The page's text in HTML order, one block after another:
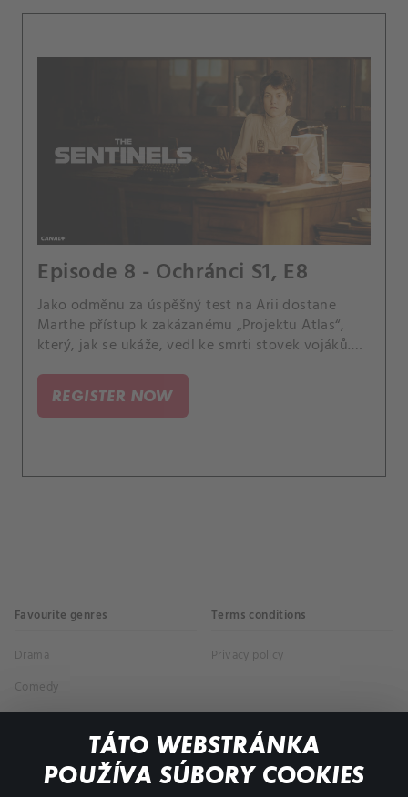
TÁTO WEBSTRÁNKA
POUŽÍVA SÚBORY COOKIES
Episode 8 - Ochránci S1, E8
Jako odměnu za úspěšný test na Arii dostane
Marthe přístup k zakázanému „Projektu Atlas“,
který, jak se ukáže, vedl ke smrti stovek vojáků.
něčemu velkému, a nehodlá zastavit své
vyšetřování iniciativy Atlas, zejména pokud
existuje možnost, že souvisí se zmizením jejího
REGISTER NOW
Favourite genres
Drama
Comedy
Terms conditions
Privacy policy